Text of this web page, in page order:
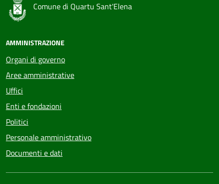
Comune di Quartu Sant'Elena
AMMINISTRAZIONE
Organi di governo
Aree amministrative
Uffici
Enti e fondazioni
Politici
Personale amministrativo
Documenti e dati